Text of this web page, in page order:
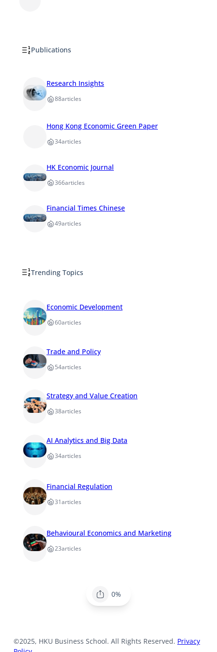
Publications
Research Insights
88articles
Hong Kong Economic Green Paper
34articles
HK Economic Journal
366articles
Financial Times Chinese
49articles
Trending Topics
Economic Development
60articles
Trade and Policy
54articles
Strategy and Value Creation
38articles
AI Analytics and Big Data
34articles
Financial Regulation
31articles
Behavioural Economics and Marketing
23articles
0%
©2025, HKU Business School. All Rights Reserved. Privacy